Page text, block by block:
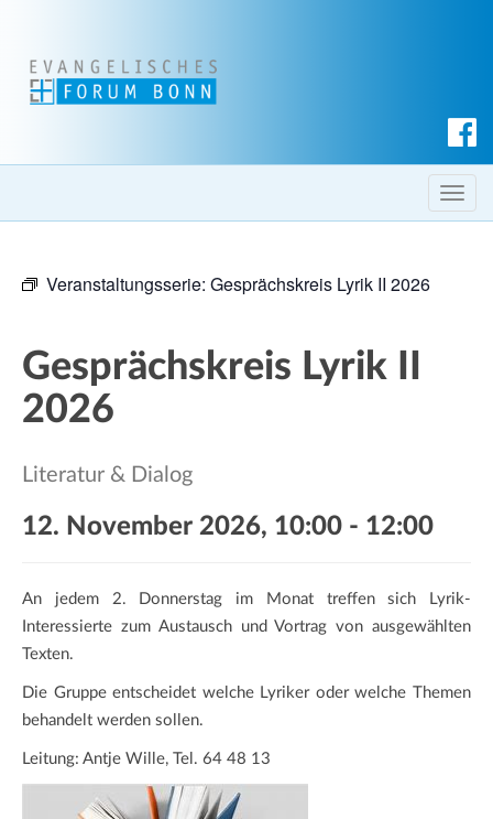
c
h T
o
Veranstaltungsserie: Gesprächskreis Lyrik II 2026
Gesprächskreis Lyrik II
2026
Literatur & Dialog
12. November 2026, 10:00 - 12:00
An jedem 2. Donnerstag im Monat treffen sich Lyrik-
Interessierte zum Austausch und Vortrag von ausgewählten
Texten.
Die Gruppe entscheidet welche Lyriker oder welche Themen
behandelt werden sollen.
Leitung: Antje Wille, Tel. 64 48 13